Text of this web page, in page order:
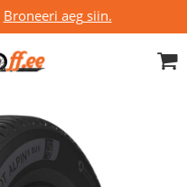
Broneeri aeg siin.